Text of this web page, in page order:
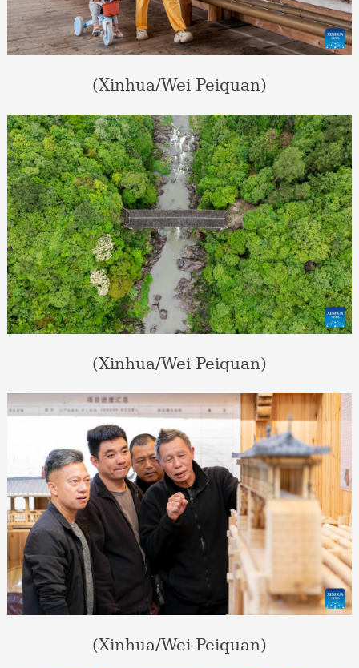
(Xinhua/Wei Peiquan)
(Xinhua/Wei Peiquan)
(Xinhua/Wei Peiquan)